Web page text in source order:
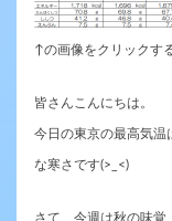
↑の画像をクリックす
皆さんこんにちは。
今日の東京の最高気
な寒さです(>_<)
さて、今週は秋の味覚